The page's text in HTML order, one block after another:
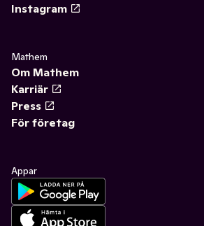
Instagram
Mathem
Om Mathem
Karriär
Press
För företag
Appar